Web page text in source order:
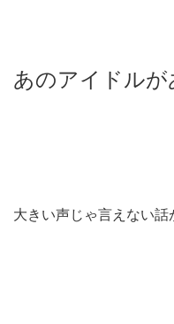
あのアイドル
大きい声じゃ言えない話